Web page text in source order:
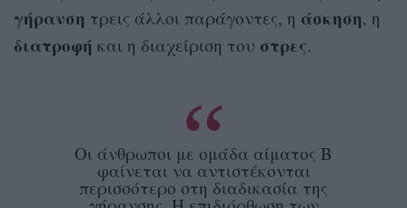
γήρανση τρεις άλλοι παράγοντες, η άσκηση, η
διατροφή και η διαχείριση του στρες.
Οι άνθρωποι με ομάδα αίματος Β
φαίνεται να αντιστέκονται
περισσότερο στη διαδικασία της